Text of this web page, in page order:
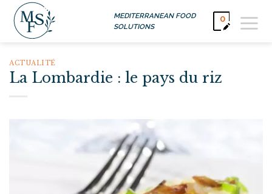
Passer
contenu
MEDITERRANEAN FOOD
SOLUTIONS
0
ACTUALITÉ
La Lombardie : le pays du riz